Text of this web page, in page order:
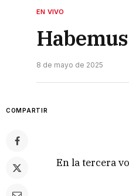
EN VIVO
8 de mayo de 2025
COMPARTIR
En la tercera